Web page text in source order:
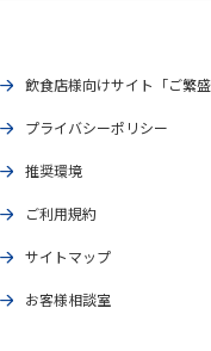
飲食店様向けサイト「ご繁盛
プライバシーポリシー
推奨環境
ご利用規約
サイトマップ
お客様相談室